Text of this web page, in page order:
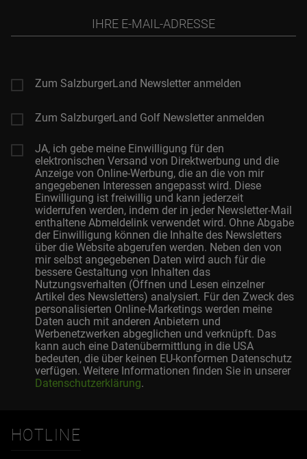
Mail-
Zum SalzburgerLand Newsletter anmelden
Zum SalzburgerLand Golf Newsletter anmelden
JA, ich gebe meine Einwilligung für den
elektronischen Versand von Direktwerbung und die
Anzeige von Online-Werbung, die an die von mir
angegebenen Interessen angepasst wird. Diese
Einwilligung ist freiwillig und kann jederzeit
widerrufen werden, indem der in jeder Newsletter-Mail
enthaltene Abmeldelink verwendet wird. Ohne Abgabe
der Einwilligung können die Inhalte des Newsletters
über die Website abgerufen werden. Neben den von
mir selbst angegebenen Daten wird auch für die
bessere Gestaltung von Inhalten das
Nutzungsverhalten (Öffnen und Lesen einzelner
Artikel des Newsletters) analysiert. Für den Zweck des
personalisierten Online-Marketings werden meine
Daten auch mit anderen Anbietern und
Werbenetzwerken abgeglichen und verknüpft. Das
kann auch eine Datenübermittlung in die USA
bedeuten, die über keinen EU-konformen Datenschutz
verfügen. Weitere Informationen finden Sie in unserer
Datenschutzerklärung.
HOTLINE